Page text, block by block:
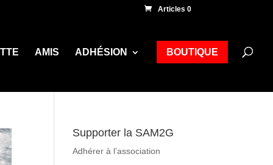
Articles 0
AMIS ADHÉSION BOUTIQUE
Supporter la SAM2G
Adhérer à l’association